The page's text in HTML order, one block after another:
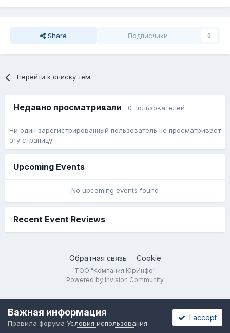
Share Подписчики 0
Перейти к списку тем
Недавно просматривали 0 пользователей
Ни один зарегистрированный пользователь не просматривает
эту страницу.
Upcoming Events
No upcoming events found
Recent Event Reviews
Обратная связь Cookie
ТОО "Компания ЮрИнфо"
Powered by Invision Community
Важная информация
Правила форума Условия использования
I accept